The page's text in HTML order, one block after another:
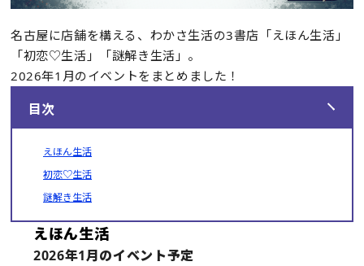
名古屋に店舗を構える、わかさ生活の3書店「えほん生活」
「初恋♡生活」「謎解き生活」。
2026年1月のイベントをまとめました！
目次
えほん生活
初恋♡生活
謎解き生活
えほん生活
2026年1月のイベント予定